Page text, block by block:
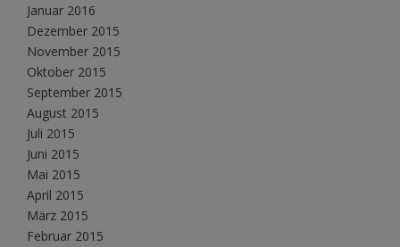
Januar 2016
Dezember 2015
November 2015
Oktober 2015
September 2015
August 2015
Juli 2015
Juni 2015
Mai 2015
April 2015
März 2015
Februar 2015